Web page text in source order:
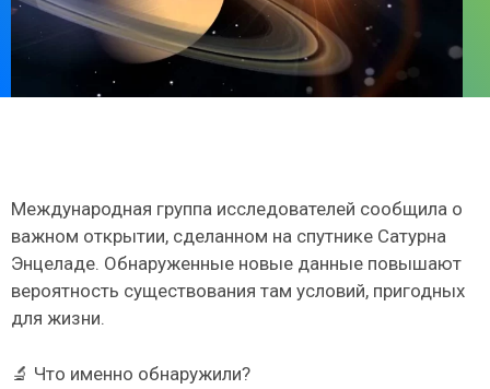
Международная группа исследователей сообщила о
важном открытии, сделанном на спутнике Сатурна
Энцеладе. Обнаруженные новые данные повышают
вероятность существования там условий, пригодных
для жизни.
🔬 Что именно обнаружили?